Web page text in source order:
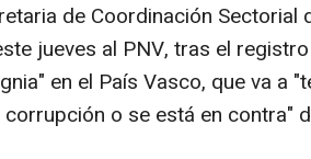
de Coordinación Sectorial
jueves al PNV, tras el
en el País Vasco, que va a
o se está en contra"